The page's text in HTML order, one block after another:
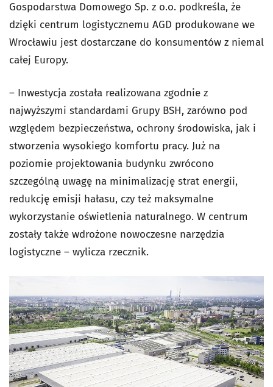
Gospodarstwa Domowego Sp. z o.o. podkreśla, że
dzięki centrum logistycznemu AGD produkowane we
Wrocławiu jest dostarczane do konsumentów z niemal
całej Europy.
– Inwestycja została realizowana zgodnie z
najwyższymi standardami Grupy BSH, zarówno pod
względem bezpieczeństwa, ochrony środowiska, jak i
stworzenia wysokiego komfortu pracy. Już na
poziomie projektowania budynku zwrócono
szczególną uwagę na minimalizację strat energii,
redukcję emisji hałasu, czy też maksymalne
wykorzystanie oświetlenia naturalnego. W centrum
zostały także wdrożone nowoczesne narzędzia
logistyczne – wylicza rzecznik.